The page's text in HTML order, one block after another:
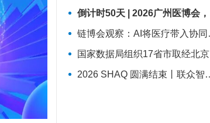
倒计时50天 | 2026广州医博会，湾区链接全球，创新驱动健康
链博会观察：AI将医疗带入协同时代
国家数据局组织17省市取经北京医疗AI中试基地！国家数据要素综合试验区医疗数据流通利用专题现场会召开
2026 SHAQ 圆满结束丨联众智慧以AI原生实践赋能数智医院建设